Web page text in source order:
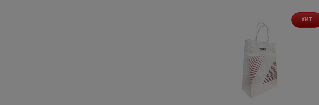
ХИТ